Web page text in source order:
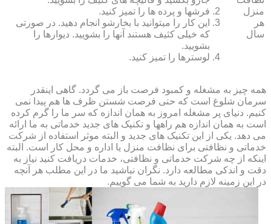
منزل
هر
سال
فرش‏ها و پرده ‏ها را تمیز کنید.
این کار را می‏توانید با بخارشو انجام دهید. در صورتی
که خیلی کثیف هستند آنها را بشویید. دیوارها را
بشویید.
لوسترها را تمیز کنید.
همه چیز به مشغله و کمبود فرصت باز می گردد. گاهی اینقدر
سرمان شلوغ است که حتی فرصت شستن ظرف ها هم پیدا نمی
کنیم. دنیای پر مشغله امروز به همان اندازه که سر ما را گرم کرده
است به همان اندازه هم راهها و تکنیک های جدید خدماتی به ما ارائه
می دهد. یکی از این تکنیک های جدید و البته موثر استفاده از شرکت
خدماتی و نظافتی برای نظافت منزل یا اداره و محل کار است. البته
اینکه از چه شرکت خدماتی و نظافتی، خدمات دریافت کنید نیاز به
دقت و اندکی مطالعه دارد. نگران نباشید ما در این مطلب هر آنچه
در این زمینه لازم دارید به شما می گوییم.